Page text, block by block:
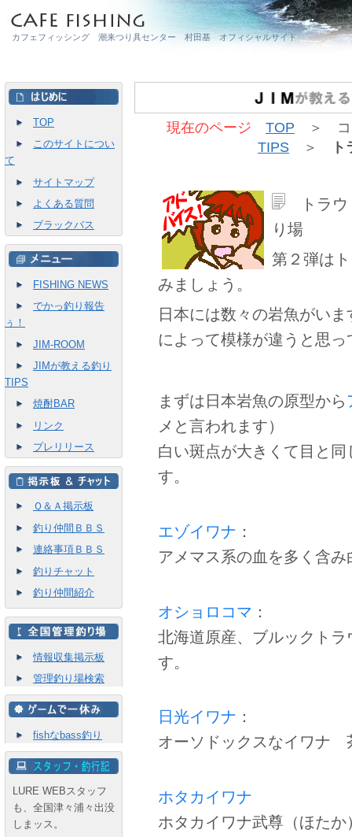
カフェフィッシング 潮来つり具センター 村田基 オフィシャルサイト
TOP
このサイトについ
て
サイトマップ
よくある質問
ブラックバス
FISHING NEWS
でかっ釣り報告
ぅ！
JIM-ROOM
JIMが教える釣り
TIPS
焼酎BAR
リンク
プレリリース
Ｑ＆Ａ掲示板
釣り仲間ＢＢＳ
連絡事項ＢＢＳ
釣りチャット
釣り仲間紹介
情報収集掲示板
管理釣り場検索
fishなbass釣り
LURE WEBスタッフ
も、全国津々浦々出没
しまッス。
現在のページ TOP ＞ コ
TIPS ＞
トラウ
り場
第２弾は
みましょう。
日本には数々の岩魚がい
によって模様が違うと思っ
まずは日本岩魚の原型から
メと言われます）
白い斑点が大きくて目と
す。
エゾイワナ ：
アメマス系の血を多く含
オショロコマ ：
北海道原産、ブルックト
す。
日光イワナ ：
オーソドックスなイワナ
ホタカイワナ
ホタカイワナ武尊（ほた